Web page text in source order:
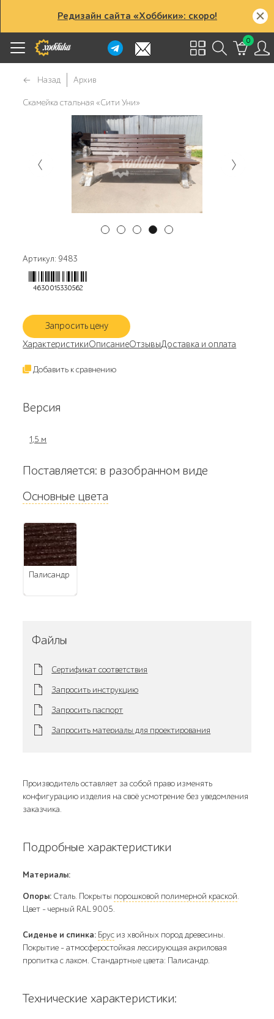
Редизайн сайта «Хоббики»: скоро!
0
Назад Архив
Скамейка стальная «Сити Уни»
Артикул: 9483
4630015330562
Запросить цену
ХарактеристикиОписаниеОтзывыДоставка и оплата
Добавить к сравнению
Версия
1,5 м
Поставляется: в разобранном виде
Основные цвета
палисандр
Файлы
Сертификат соответствия
Запросить инструкцию
Запросить паспорт
Запросить материалы для проектирования
Производитель оставляет за собой право изменять
конфигурацию изделия на своё усмотрение без уведомления
заказчика.
Подробные характеристики
Материалы:
Опоры: Сталь. Покрыты порошковой полимерной краской.
Цвет – черный RAL 9005.
Сиденье и спинка: Брус из хвойных пород древесины.
Покрытие - атмосферостойкая лессирующая акриловая
пропитка с лаком. Стандартные цвета: Палисандр.
Технические характеристики: